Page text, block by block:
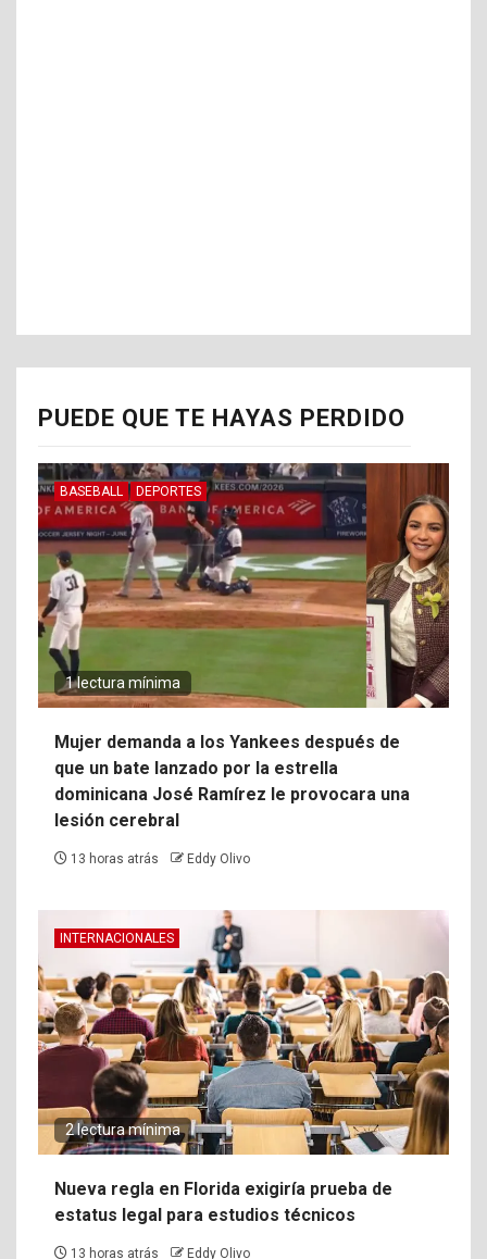
PUEDE QUE TE HAYAS PERDIDO
BASEBALL DEPORTES
1 lectura mínima
Mujer demanda a los Yankees después de
que un bate lanzado por la estrella
dominicana José Ramírez le provocara una
lesión cerebral
13 horas atrás Eddy Olivo
INTERNACIONALES
2 lectura mínima
Nueva regla en Florida exigiría prueba de
estatus legal para estudios técnicos
13 horas atrás Eddy Olivo